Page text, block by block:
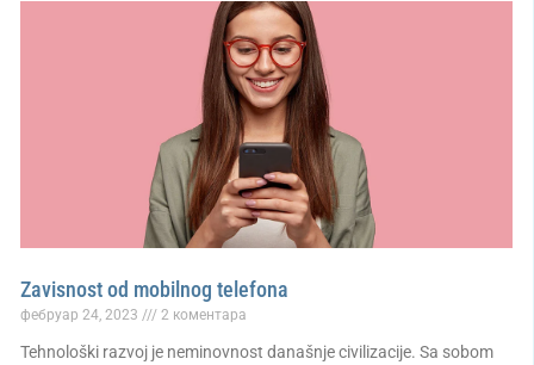
Zavisnost od mobilnog telefona
фебруар 24, 2023 2 коментара
Tehnološki razvoj je neminovnost današnje civilizacije. Sa sobom